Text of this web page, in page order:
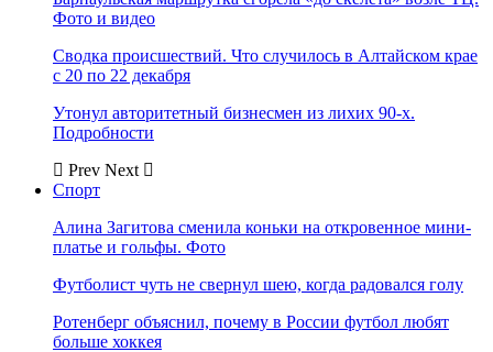
Фото и видео
Сводка происшествий. Что случилось в Алтайском крае
с 20 по 22 декабря
Утонул авторитетный бизнесмен из лихих 90-х.
Подробности
Prev Next
Спорт
Алина Загитова сменила коньки на откровенное мини-
платье и гольфы. Фото
Футболист чуть не свернул шею, когда радовался голу
Ротенберг объяснил, почему в России футбол любят
больше хоккея